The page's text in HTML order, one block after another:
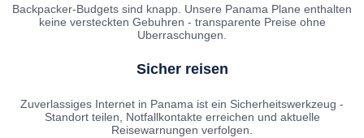
Backpacker-Budgets sind knapp. Unsere Panama Plane enthalten
keine versteckten Gebuhren - transparente Preise ohne
Uberraschungen.
Sicher reisen
Zuverlassiges Internet in Panama ist ein Sicherheitswerkzeug -
Standort teilen, Notfallkontakte erreichen und aktuelle
Reisewarnungen verfolgen.